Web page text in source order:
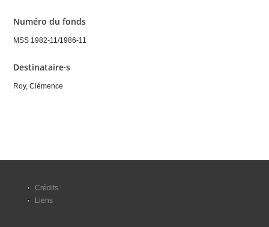
Numéro du fonds
MSS 1982-11/1986-11
Destinataire·s
Roy, Clémence
Crédits
Liens